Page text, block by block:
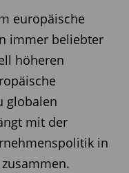
europäische
immer beliebter
höheren
globalen
mit der
in